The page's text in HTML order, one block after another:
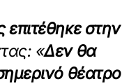
στην
«Δεν θα
θέατρο